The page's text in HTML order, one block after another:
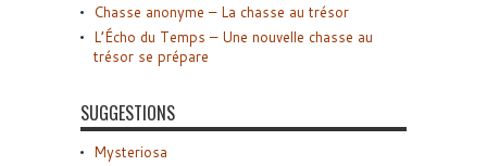
Chasse anonyme – La chasse au trésor
L’Écho du Temps – Une nouvelle chasse au
trésor se prépare
SUGGESTIONS
Mysteriosa